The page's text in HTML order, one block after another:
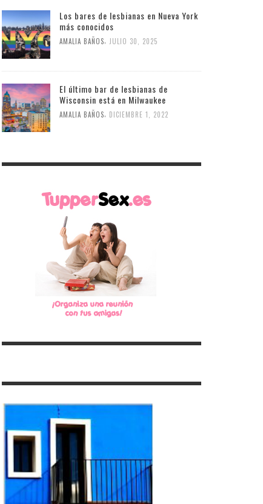
Los bares de lesbianas en Nueva York
más conocidos
AMALIA BAÑOS JULIO 30, 2025
El último bar de lesbianas de
Wisconsin está en Milwaukee
AMALIA BAÑOS DICIEMBRE 1, 2022